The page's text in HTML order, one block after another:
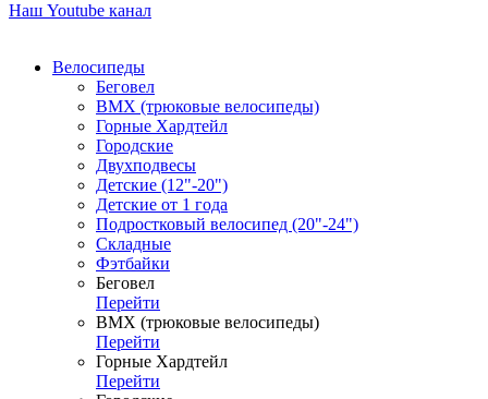
Наш Youtube канал
Велосипеды
Беговел
ВМХ (трюковые велосипеды)
Горные Хардтейл
Городские
Двухподвесы
Детские (12"-20")
Детские от 1 года
Подростковый велосипед (20"-24")
Складные
Фэтбайки
Беговел
Перейти
ВМХ (трюковые велосипеды)
Перейти
Горные Хардтейл
Перейти